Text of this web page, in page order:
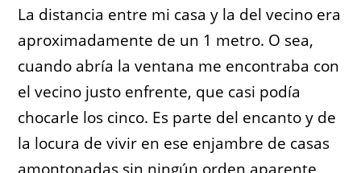
La distancia entre mi casa y la del vecino era
aproximadamente de un 1 metro. O sea,
cuando abría la ventana me encontraba con
el vecino justo enfrente, que casi podía
chocarle los cinco. Es parte del encanto y de
la locura de vivir en ese enjambre de casas